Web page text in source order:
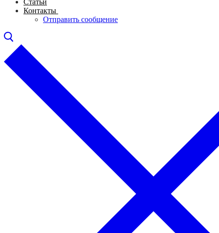
Статьи
Контакты
Отправить сообщение